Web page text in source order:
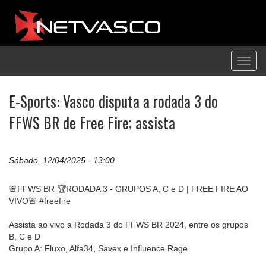
E-Sports: Vasco disputa a rodada 3 do
FFWS BR de Free Fire; assista
Sábado, 12/04/2025 - 13:00
🚨FFWS BR 🏆RODADA 3 - GRUPOS A, C e D | FREE FIRE AO
VIVO🚨 #freefire
Assista ao vivo a Rodada 3 do FFWS BR 2024, entre os grupos
B, C e D
Grupo A: Fluxo, Alfa34, Savex e Influence Rage